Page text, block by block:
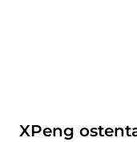
XPeng